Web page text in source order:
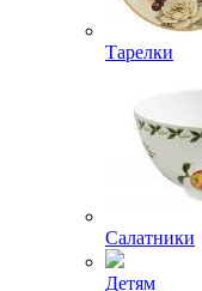
Тарелки
Салатники
Детям